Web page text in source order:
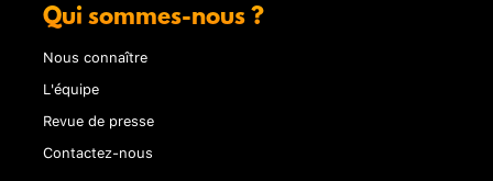
Qui sommes-nous ?
Nous connaître
L'équipe
Revue de presse
Contactez-nous